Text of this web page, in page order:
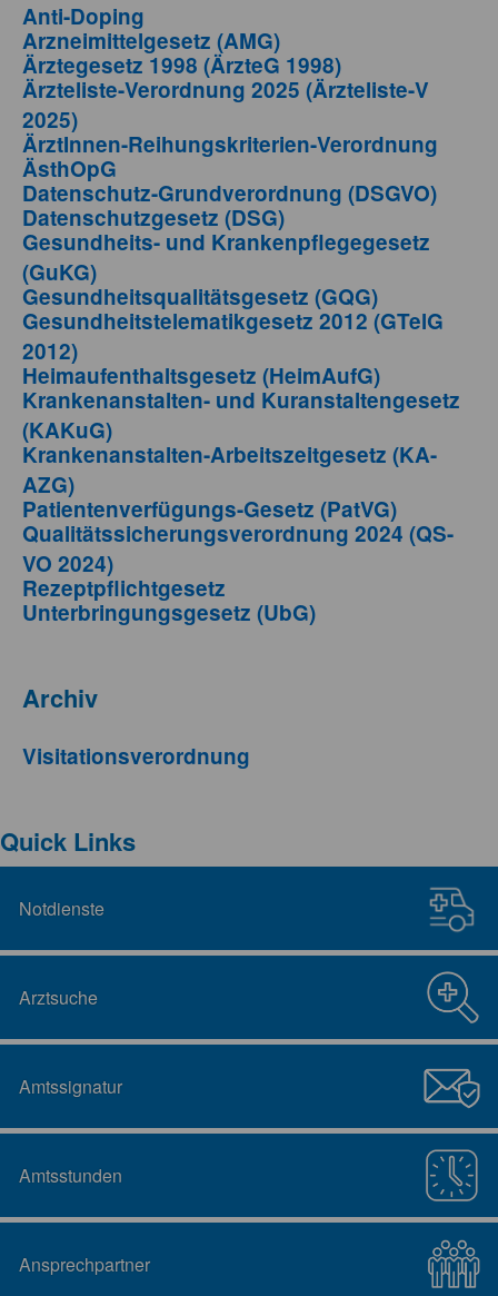
Anti-Doping
Arzneimittelgesetz (AMG)
Ärztegesetz 1998 (ÄrzteG 1998)
Ärzteliste-Verordnung 2025 (Ärzteliste-V
2025)
ÄrztInnen-Reihungskriterien-Verordnung
ÄsthOpG
Datenschutz-Grundverordnung (DSGVO)
Datenschutzgesetz (DSG)
Gesundheits- und Krankenpflegegesetz
(GuKG)
Gesundheitsqualitätsgesetz (GQG)
Gesundheitstelematikgesetz 2012 (GTelG
2012)
Heimaufenthaltsgesetz (HeimAufG)
Krankenanstalten- und Kuranstaltengesetz
(KAKuG)
Krankenanstalten-Arbeitszeitgesetz (KA-
AZG)
Patientenverfügungs-Gesetz (PatVG)
Qualitätssicherungsverordnung 2024 (QS-
VO 2024)
Rezeptpflichtgesetz
Unterbringungsgesetz (UbG)
Archiv
Visitationsverordnung
Quick Links
Notdienste
Arztsuche
Amtssignatur
Amtsstunden
Ansprechpartner